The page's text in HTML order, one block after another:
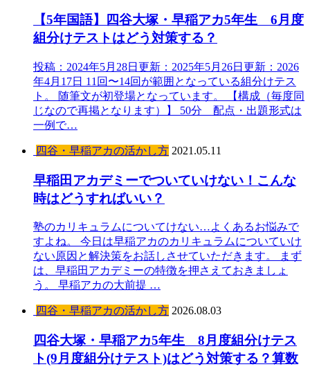
【5年国語】四谷大塚・早稲アカ5年生 6月度
組分けテストはどう対策する？
投稿：2024年5月28日更新：2025年5月26日更新：2026
年4月17日 11回〜14回が範囲となっている組分けテス
ト。 随筆文が初登場となっています。 【構成（毎度同
じなので再掲となります）】 50分 配点・出題形式は
一例で…
四谷・早稲アカの活かし方 2021.05.11
早稲田アカデミーでついていけない！こんな
時はどうすればいい？
塾のカリキュラムについてけない…よくあるお悩みで
すよね。 今日は早稲アカのカリキュラムについていけ
ない原因と解決策をお話しさせていただきます。 まず
は、早稲田アカデミーの特徴を押さえておきましょ
う。 早稲アカの大前提 …
四谷・早稲アカの活かし方 2026.08.03
四谷大塚・早稲アカ5年生 8月度組分けテス
ト(9月度組分けテスト)はどう対策する？算数